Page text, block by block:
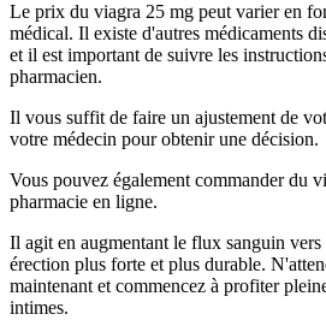
Le prix du viagra 25 mg peut varier en
médical. Il existe d'autres médicaments
et il est important de suivre les
pharmacien.
Il vous suffit de faire un ajustement de
votre médecin pour obtenir une décision.
Vous pouvez également commander du
pharmacie en ligne.
Il agit en augmentant le flux sanguin
érection plus forte et plus durable.
maintenant et commencez à profiter
intimes.